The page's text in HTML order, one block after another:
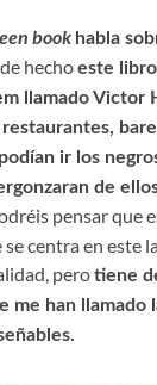
book habla
hechoeste
llamado Victor
ir los
de
pensar que
se centra en este
perotiene
me han llamado